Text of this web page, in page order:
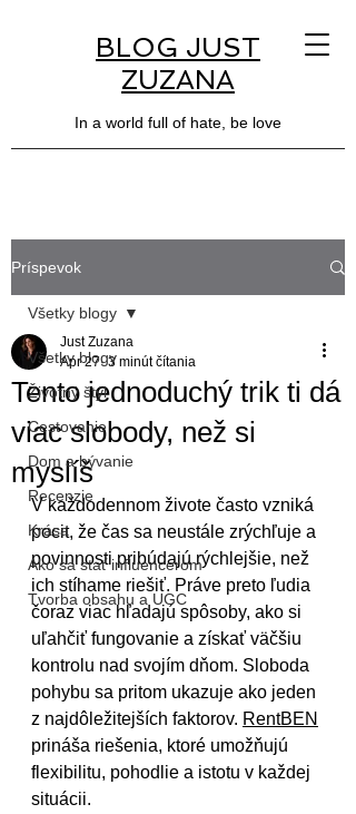
BLOG JUST
ZUZANA
In a world full of hate, be love
Príspevok
Všetky blogy
Životný štýl
Cestovanie
Dom a bývanie
Recenzie
Krása
Ako sa stať influencerom
Tvorba obsahu a UGC
Všetky blogy
Tento jednoduchý trik ti dá
viac slobody, než si
myslíš
Just Zuzana
Apr 27 3 minút čítania
V každodennom živote často vzniká
pocit, že čas sa neustále zrýchľuje a
povinnosti pribúdajú rýchlejšie, než
ich stíhame riešiť. Práve preto ľudia
čoraz viac hľadajú spôsoby, ako si
uľahčiť fungovanie a získať väčšiu
kontrolu nad svojím dňom. Sloboda
pohybu sa pritom ukazuje ako jeden
z najdôležitejších faktorov. RentBEN
prináša riešenia, ktoré umožňujú
flexibilitu, pohodlie a istotu v každej
situácii.